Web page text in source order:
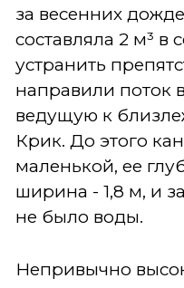
за весенних
составляла 2 м³ в
устранить
направили поток
ведущую к
Крик. До этого
маленькой, ее
ширина - 1,8 м, и
не было воды.
Непривычно